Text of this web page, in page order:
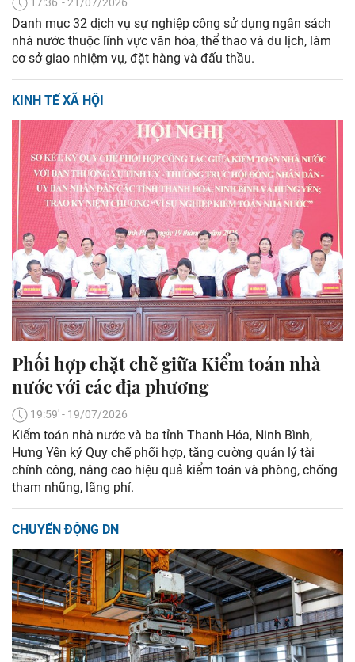
Danh mục 32 dịch vụ sự nghiệp công sử dụng ngân sách
nhà nước thuộc lĩnh vực văn hóa, thể thao và du lịch, làm
cơ sở giao nhiệm vụ, đặt hàng và đấu thầu.
KINH TẾ XÃ HỘI
Phối hợp chặt chẽ giữa Kiểm toán nhà
nước với các địa phương​
19:59' - 19/07/2026
Kiểm toán nhà nước và ba tỉnh Thanh Hóa, Ninh Bình,
Hưng Yên ký Quy chế phối hợp, tăng cường quản lý tài
chính công, nâng cao hiệu quả kiểm toán và phòng, chống
tham nhũng, lãng phí.
CHUYỂN ĐỘNG DN